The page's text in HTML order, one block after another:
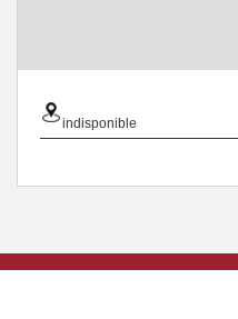
indisponible